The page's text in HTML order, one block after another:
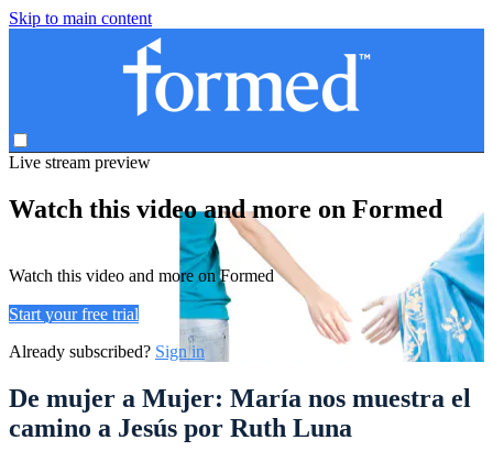
Skip to main content
Live stream preview
Watch this video and more on Formed
Watch this video and more on Formed
Start your free trial
Already subscribed? Sign in
De mujer a Mujer: María nos muestra el
camino a Jesús por Ruth Luna